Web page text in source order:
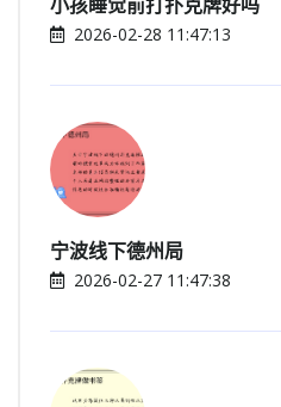
小孩睡觉前打扑克牌好吗
2026-02-28 11:47:13
宁波线下德州局
2026-02-27 11:47:38